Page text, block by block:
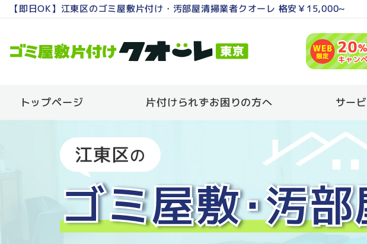
【即日OK】江東区のゴミ屋敷片付け・汚部屋清掃業者クオーレ 格安￥15,000~
トップページ 片付けられずお困りの方へ サー
江東区の